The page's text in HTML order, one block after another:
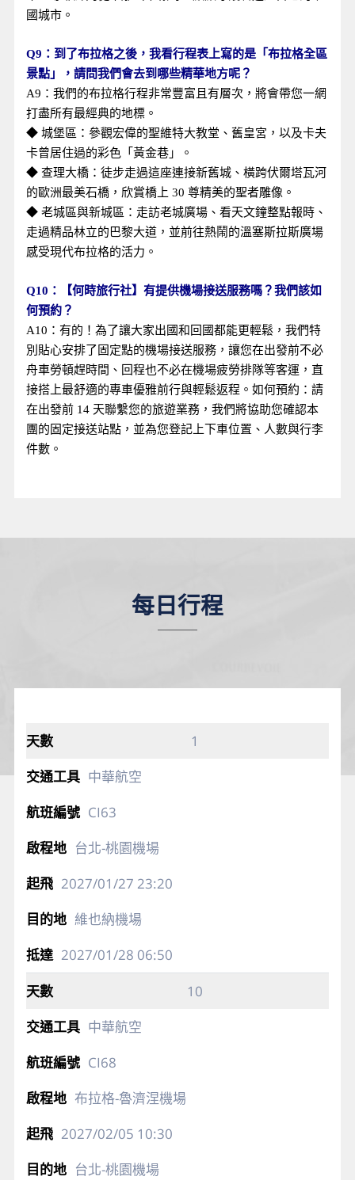
國城市。
Q9：到了布拉格之後，我看行程表上寫的是「布拉格全區
景點」，請問我們會去到哪些精華地方呢？
A9：我們的布拉格行程非常豐富且有層次，將會帶您一網
打盡所有最經典的地標。
◆ 城堡區：參觀宏偉的聖維特大教堂、舊皇宮，以及卡夫
卡曾居住過的彩色「黃金巷」。
◆ 查理大橋：徒步走過這座連接新舊城、橫跨伏爾塔瓦河
的歐洲最美石橋，欣賞橋上 30 尊精美的聖者雕像。
◆ 老城區與新城區：走訪老城廣場、看天文鐘整點報時、
走過精品林立的巴黎大道，並前往熱鬧的溫塞斯拉斯廣場
感受現代布拉格的活力。
Q10：【何時旅行社】有提供機場接送服務嗎？我們該如
何預約？
A10：有的！為了讓大家出國和回國都能更輕鬆，我們特
別貼心安排了固定點的機場接送服務，讓您在出發前不必
舟車勞頓趕時間、回程也不必在機場疲勞排隊等客運，直
接搭上最舒適的專車優雅前行與輕鬆返程。如何預約：請
在出發前 14 天聯繫您的旅遊業務，我們將協助您確認本
團的固定接送站點，並為您登記上下車位置、人數與行李
件數。
每日行程
1
中華航空
CI63
台北-桃園機場
2027/01/27 23:20
維也納機場
2027/01/28 06:50
10
中華航空
CI68
布拉格-魯濟涅機場
2027/02/05 10:30
台北-桃園機場